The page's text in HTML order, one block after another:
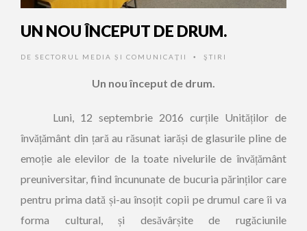
UN NOU ÎNCEPUT DE DRUM.
DE SECTORUL MEDIA ȘI COMUNICAȚII • ŞTIRI
Un nou început de drum.
Luni, 12 septembrie 2016 curțile Unităților de
învățământ din țară au răsunat iarăși de glasurile pline de
emoție ale elevilor de la toate nivelurile de învățământ
preuniversitar, fiind încununate de bucuria părinților care
pentru prima dată și-au însoțit copii pe drumul care îi va
forma cultural, și desăvârșite de rugăciunile